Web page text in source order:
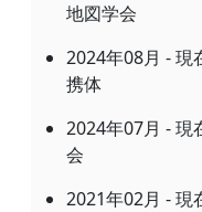
地図学会
2024年08月 - 現
携体
2024年07月 - 現
会
2021年02月 - 現